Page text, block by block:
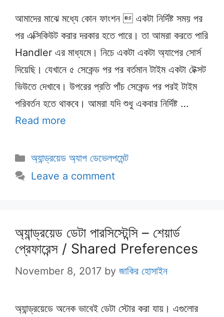
আমাদের মাঝে মধ্যে কোন ফাংশন  একটা নির্দিষ্ট সময় পর
পর এক্সিকিউট করার দরকার হতে পারে। তা আমরা করতে পারি
Handler এর মাধ্যমে। নিচে একটা একটা অ্যাপের সোর্স
দিয়েছি। যেখানে ৫ সেকেন্ড পর পর বর্তমান টাইম একটা টেক্সট
ভিউতে দেখাবে। উপরের প্রতি পাঁচ সেকেন্ড পর পরই টাইম
পরিবর্তন হতে থাকবে। আমরা যদি শুধু একবার নির্দিষ্ট …
Read more
Categories
অ্যান্ড্রয়েড অ্যাপ ডেভেলপমেন্ট
Leave a comment
অ্যান্ড্রয়েড ডেটা পারসিস্টেন্সি – শেয়ার্ড
প্রেফারেন্স / Shared Preferences
November 8, 2017 by জাকির হোসাইন
অ্যান্ড্রয়েডে অনেক ভাবেই ডেটা স্টোর করা যায়। এগুলোর